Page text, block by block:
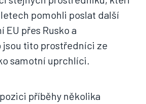
pomohli poslat další
EU přes Rusko a
jsou tito prostředníci ze
samotní uprchlíci.
příběhy několika